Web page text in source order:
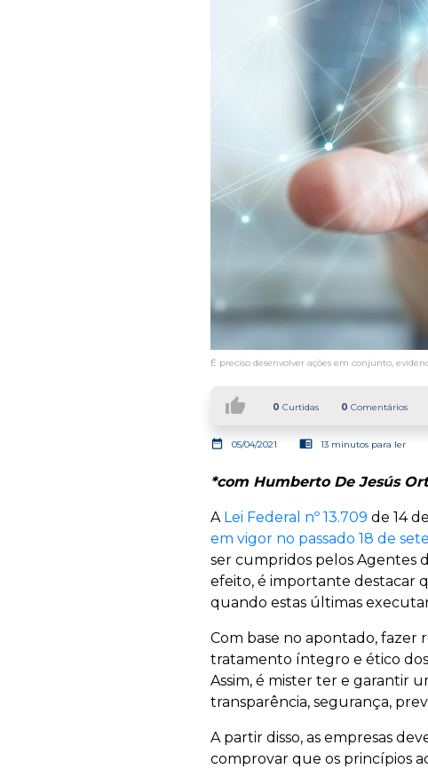
É preciso desenvolver ações em conjunto,
thumb_up 0 Curtidas 0 Comentários
date_range 05/04/2021 chrome_reader_mode 13 minutos para ler
*com Humberto De Jesús
A Lei Federal nº 13.709 de 14
em vigor no passado 18 de
ser cumpridos pelos Agentes
efeito, é importante destacar
quando estas últimas
Com base no apontado, fazer
tratamento íntegro e ético dos
Assim, é mister ter e garantir
transparência, segurança,
A partir disso, as empresas
comprovar que os princípios